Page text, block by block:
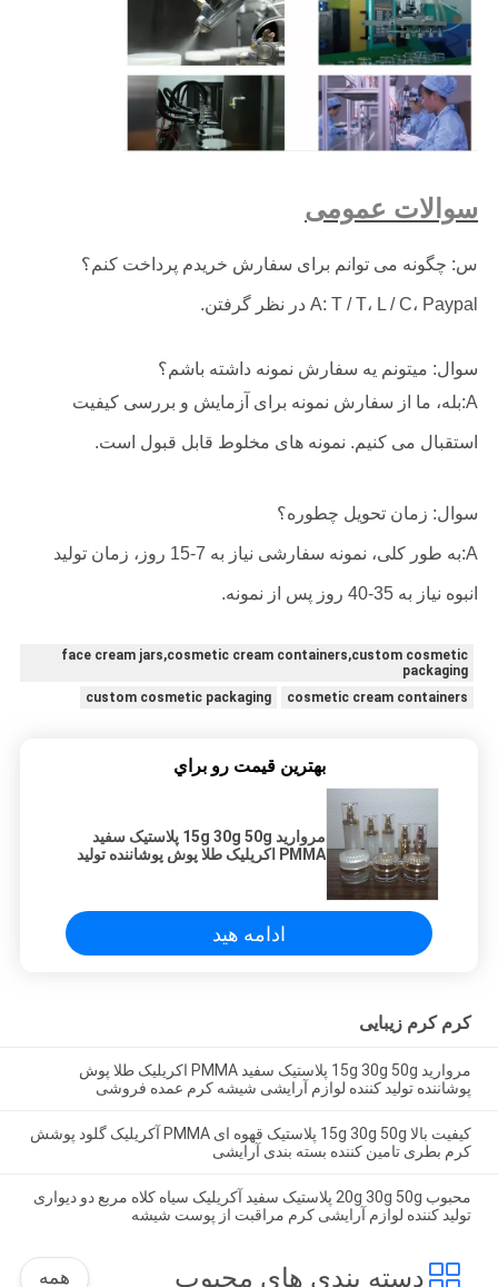
سوالات عمومی
س: چگونه می توانم برای سفارش خریدم پرداخت کنم؟
A: T / T، L / C، Paypal در نظر گرفتن.
سوال: میتونم یه سفارش نمونه داشته باشم؟
A:بله، ما از سفارش نمونه برای آزمایش و بررسی کیفیت
استقبال می کنیم. نمونه های مخلوط قابل قبول است.
سوال: زمان تحویل چطوره؟
A:به طور کلی، نمونه سفارشی نیاز به 7-15 روز، زمان تولید
انبوه نیاز به 35-40 روز پس از نمونه.
face cream jars,cosmetic cream containers,custom cosmetic
packaging
cosmetic cream containers
custom cosmetic packaging
بهترين قيمت رو براي
مروارید 15g 30g 50g پلاستیک سفید
PMMA اکریلیک طلا پوش پوشاننده تولید
ادامه هید
کرم کرم زیبایی
مروارید 15g 30g 50g پلاستیک سفید PMMA اکریلیک طلا پوش
پوشاننده تولید کننده لوازم آرایشی شیشه کرم عمده فروشی
کیفیت بالا 15g 30g 50g پلاستیک قهوه ای PMMA آکریلیک گلود پوشش
کرم بطری تامین کننده بسته بندی آرایشی
محبوب 20g 30g 50g پلاستیک سفید آکریلیک سیاه کلاه مربع دو دیواری
تولید کننده لوازم آرایشی کرم مراقبت از پوست شیشه
دسته بندی های محبوب همه